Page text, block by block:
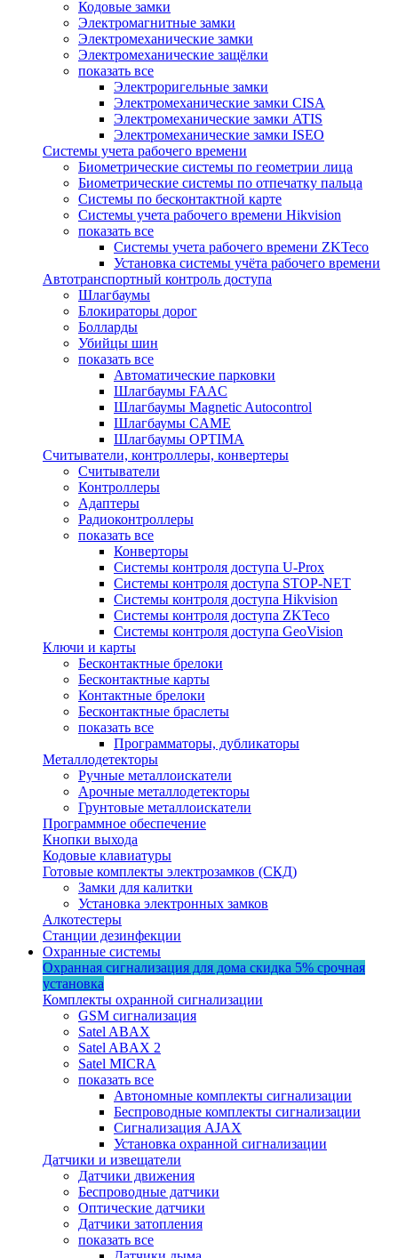
Кодовые замки
Электромагнитные замки
Электромеханические замки
Электромеханические защёлки
показать все
Электроригельные замки
Электромеханические замки CISA
Электромеханические замки ATIS
Электромеханические замки ISEO
Системы учета рабочего времени
Биометрические системы по геометрии лица
Биометрические системы по отпечатку пальца
Системы по бесконтактной карте
Системы учета рабочего времени Hikvision
показать все
Системы учета рабочего времени ZKTeco
Установка системы учёта рабочего времени
Автотранспортный контроль доступа
Шлагбаумы
Блокираторы дорог
Болларды
Убийцы шин
показать все
Автоматические парковки
Шлагбаумы FAAC
Шлагбаумы Magnetic Autocontrol
Шлагбаумы CAME
Шлагбаумы OPTIMA
Считыватели, контроллеры, конвертеры
Считыватели
Контроллеры
Адаптеры
Радиоконтроллеры
показать все
Конверторы
Системы контроля доступа U-Prox
Системы контроля доступа STOP-NET
Системы контроля доступа Hikvision
Системы контроля доступа ZKTeco
Системы контроля доступа GeoVision
Ключи и карты
Бесконтактные брелоки
Бесконтактные карты
Контактные брелоки
Бесконтактные браслеты
показать все
Программаторы, дубликаторы
Металлодетекторы
Ручные металлоискатели
Арочные металлодетекторы
Грунтовые металлоискатели
Программное обеспечение
Кнопки выхода
Кодовые клавиатуры
Готовые комплекты электрозамков (СКД)
Замки для калитки
Установка электронных замков
Алкотестеры
Станции дезинфекции
Охранные системы
Охранная сигнализация для дома скидка 5% срочная
установка
Комплекты охранной сигнализации
GSM сигнализация
Satel ABAX
Satel ABAX 2
Satel MICRA
показать все
Автономные комплекты сигнализации
Беспроводные комплекты сигнализации
Сигнализация AJAX
Установка охранной сигнализации
Датчики и извещатели
Датчики движения
Беспроводные датчики
Оптические датчики
Датчики затопления
показать все